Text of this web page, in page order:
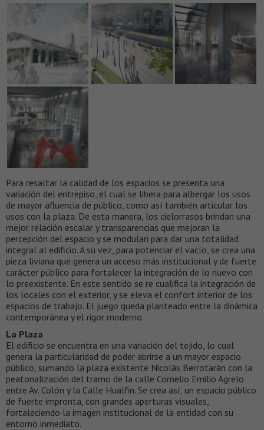
Para resaltar la calidad de los espacios se presenta una
variación del entrepiso, el cual se libera para albergar los usos
de mayor afluencia de público, como así también articular los
usos con la plaza. De esta manera, los cielorrasos brindan una
mejor relación escalar y transparencias que mejoran la
percepción del espacio y se modulan para dar una totalidad
integral al edificio. A su vez, para potenciar el vacío, se crea una
pieza liviana que genera un acceso más institucional y de fuerte
carácter público para fortalecer la integración de lo nuevo con
lo preexistente. En este sentido se re cualifica la integración de
los locales con el exterior, y se eleva el confort interior de los
espacios de trabajo. El juego queda planteado entre la dinámica
contemporánea y el rigor moderno.
La Plaza
El edificio se encuentra en una variación del tejido, lo cual
genera la particularidad de poder abrirse a un mayor espacio
público, sumando la plaza existente Nicolás Berrotarán con la
peatonalización del tramo de la calle Cornelio Emilio Agrelo
entre Av. Colón y la Calle Hualfin. Se crea así, un espacio público
de fuerte impronta, con grandes aperturas visuales,
fortaleciendo la imagen institucional de la entidad con su
entorno inmediato.